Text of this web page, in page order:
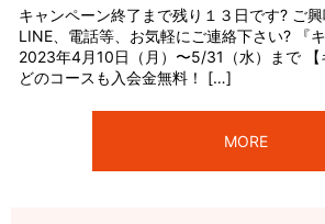
キャンペーン終了まで残り１３日です? ご興
LINE、電話等、お気軽にご連絡下さい? 『
2023年4月10日（月）〜5/31（水）まで 【
どのコースも入会金無料！ […]
MORE